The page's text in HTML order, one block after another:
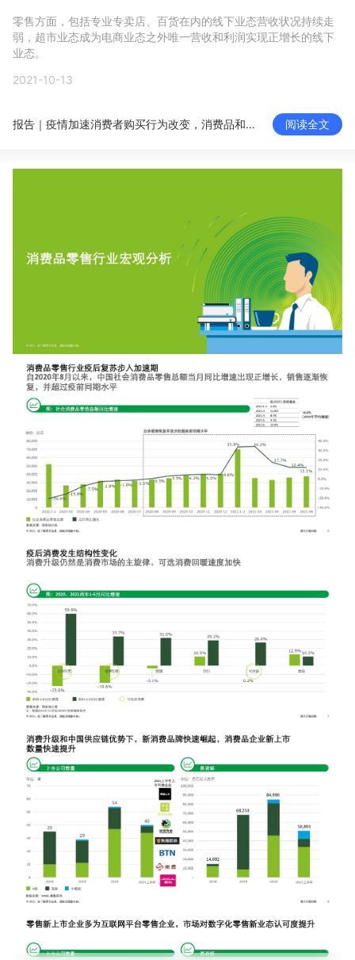
行业洞察
增长俱乐部 有赞商盟
社群交流
入驻有赞
认证服务商
有赞云 数据通服务
零售方面，包括专业专卖店、百货在内的线下业态营收状况持续走
弱，超市业态成为电商业态之外唯一营收和利润实现正增长的线下
业态。
2021-10-13
报告｜疫情加速消费者购买行为改变，消费品和零售行业迫切需数字化转型 阅读全文